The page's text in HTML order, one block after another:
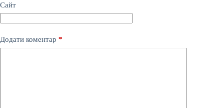
Сайт
Додати коментар *